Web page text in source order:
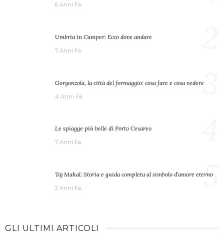
6 Anni Fa
Umbria in Camper: Ecco dove andare
7 Anni Fa
Gorgonzola, la città del formaggio: cosa fare e cosa vedere
4 Anni Fa 3
Le spiagge più belle di Porto Cesareo
7 Anni Fa
Taj Mahal: Storia e guida completa al simbolo d’amore eterno
2 Anni Fa 5
GLI ULTIMI ARTICOLI